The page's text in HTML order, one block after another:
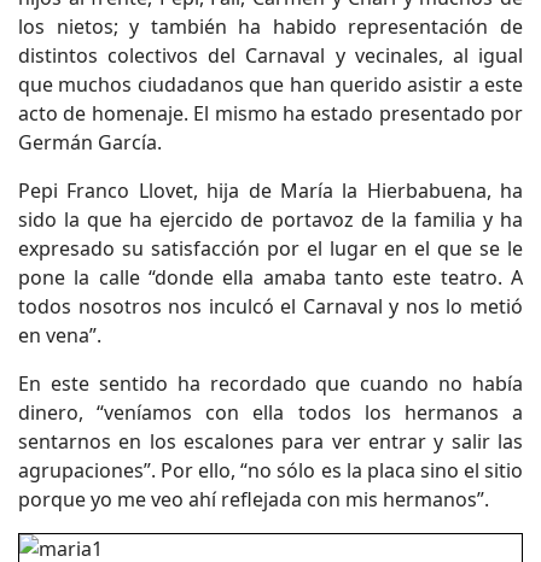
los nietos; y también ha habido representación de
distintos colectivos del Carnaval y vecinales, al igual
que muchos ciudadanos que han querido asistir a este
acto de homenaje. El mismo ha estado presentado por
Germán García.
Pepi Franco Llovet, hija de María la Hierbabuena, ha
sido la que ha ejercido de portavoz de la familia y ha
expresado su satisfacción por el lugar en el que se le
pone la calle “donde ella amaba tanto este teatro. A
todos nosotros nos inculcó el Carnaval y nos lo metió
en vena”.
En este sentido ha recordado que cuando no había
dinero, “veníamos con ella todos los hermanos a
sentarnos en los escalones para ver entrar y salir las
agrupaciones”. Por ello, “no sólo es la placa sino el sitio
porque yo me veo ahí reflejada con mis hermanos”.